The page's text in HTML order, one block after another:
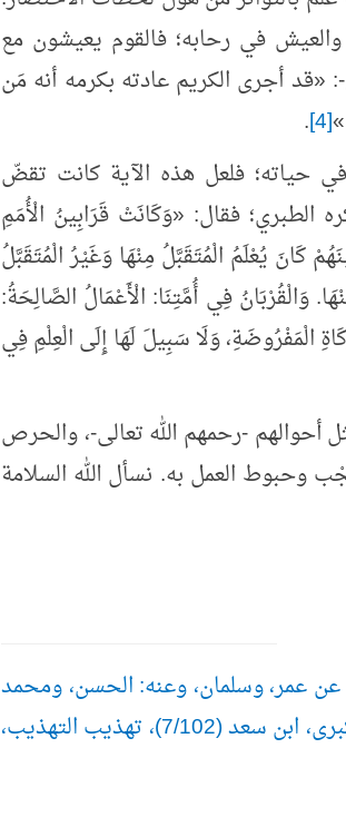
في رحابه؛ فالقوم يعيشون مع
: «قد أجرى الكريم عادته بكرمه أنه مَن
[4]
.
حياته؛ فلعل هذه الآية كانت تقضّ
الطبري؛ فقال: «وَكَانَتْ قَرَابِينُ الْأُمَمِ
كَانَ يُعْلَمُ الْمُتَقَبَّلُ مِنْهَا وَغَيْرُ الْمُتَقَبَّلُ
وَالْقُرْبَانُ فِي أُمَّتِنَا: الْأَعْمَالُ الصَّالِحَةُ:
الْمَفْرُوضَةِ، وَلَا سَبِيلَ لَهَا إِلَى الْعِلْمِ فِي
أحوالهم -رحمهم الله تعالى-، والحرص
العمل به. نسأل الله السلامة
عن عمر، وسلمان، وعنه: الحسن، ومحمد
بن سيرين، وغيرهم، تُوفّي زمن معاوية. يُنظَر: الطبقات الكبرى، ابن سعد (7/102)، تهذيب التهذيب،